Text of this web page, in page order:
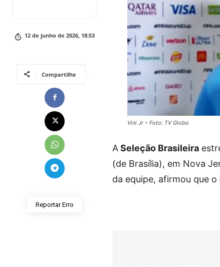
12 de junho de 2026, 18:53
Compartilhe
Reportar Erro
Vini Jr – Foto: TV Globo
ASeleção Brasileira
(de Brasília), em Nova
da equipe, afirmou que